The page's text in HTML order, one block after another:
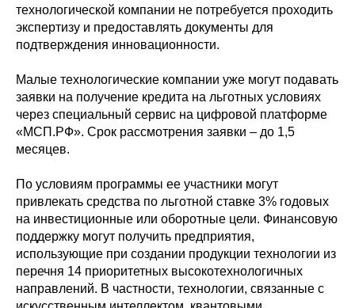
технологической компании не потребуется проходить
экспертизу и предоставлять документы для
подтверждения инновационности.
Малые технологические компании уже могут подавать
заявки на получение кредита на льготных условиях
через специальный сервис на цифровой платформе
«МСП.РФ». Срок рассмотрения заявки – до 1,5
месяцев.
По условиям программы ее участники могут
привлекать средства по льготной ставке 3% годовых
на инвестиционные или оборотные цели. Финансовую
поддержку могут получить предприятия,
использующие при создании продукции технологии из
перечня 14 приоритетных высокотехнологичных
направлений. В частности, технологии, связанные с